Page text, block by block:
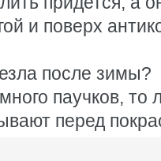
и поверх
после зимы?
паучков, то
перед